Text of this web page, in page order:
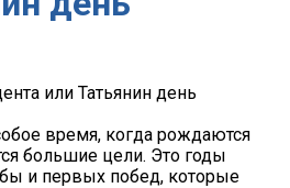
или Татьянин день
время, когда рождаются
большие цели. Это годы
и первых побед, которые